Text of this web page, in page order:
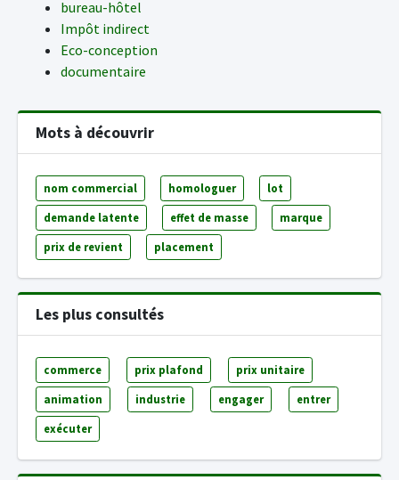
bureau-hôtel
Impôt indirect
Eco-conception
documentaire
Mots à découvrir
nom commercial homologuer lot
demande latente effet de masse marque
prix de revient placement
Les plus consultés
commerce prix plafond prix unitaire
animation industrie engager entrer
exécuter